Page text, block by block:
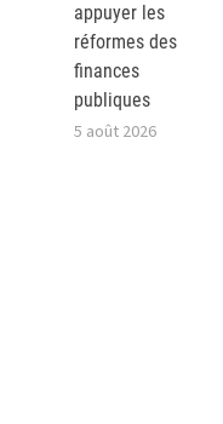
appuyer les
réformes des
finances
publiques
5 août 2026